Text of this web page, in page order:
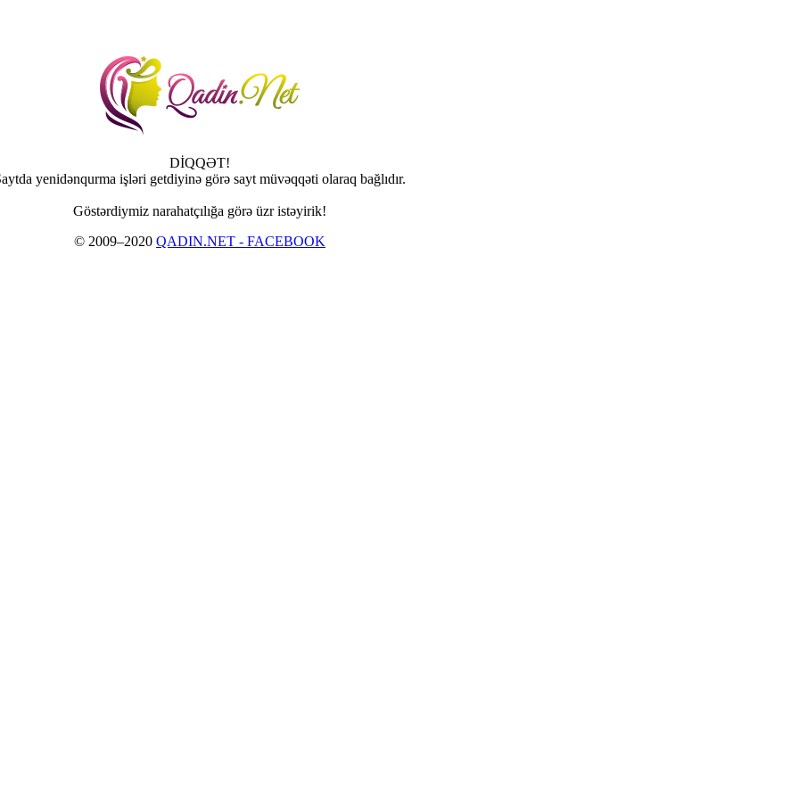
DİQQƏT!
yenidənqurma işləri getdiyinə görə sayt müvəqqəti olaraq bağlıdır.
Göstərdiymiz narahatçılığa görə üzr istəyirik!
© 2009–2020 QADIN.NET - FACEBOOK